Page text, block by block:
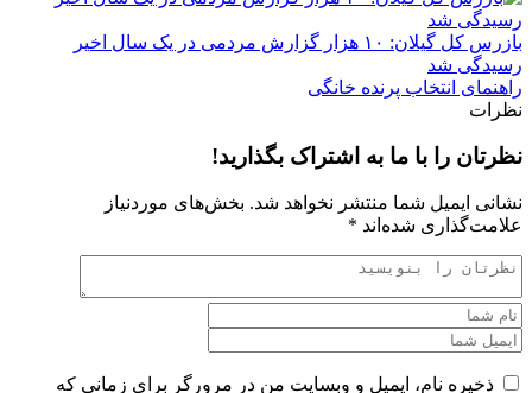
بازرس کل گیلان: ۱۰ هزار گزارش مردمی در یک سال اخیر
رسیدگی شد
راهنمای انتخاب پرنده خانگی
نظرات
نظرتان را با ما به اشتراک بگذارید!
نشانی ایمیل شما منتشر نخواهد شد. بخش‌های موردنیاز
علامت‌گذاری شده‌اند *
ذخیره نام، ایمیل و وبسایت من در مرورگر برای زمانی که